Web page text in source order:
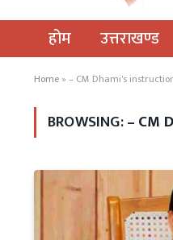
होम उत्तराखण्ड
Home » – CM Dhami's
BROWSING:– CM